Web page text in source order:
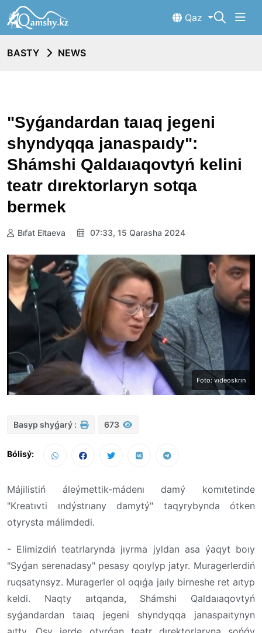
Qaz
BASTY NEWS
"Syǵandardan taıaq jegeni
shyndyqqa janaspaıdy":
Shámshi Qaldaıaqovtyń kelini
teatr dırektorlaryn sotqa
bermek
Bıfat Eltaeva 07:33, 15 Qarasha 2024
Foto: vıdeoskrın
Basyp shyǵarý : 673
Bólisý:
Májilistiń áleýmettik-mádenı damý komıtetinde
"Kreatıvti ındýstrıany damytý" taqyrybynda ótken
otyrysta málimdedi.
- Elimizdiń teatrlarynda jıyrma jyldan asa ýaqyt boıy
"Syǵan serenadasy" pesasy qoıylyp jatyr. Muragerlerdiń
ruqsatynsyz. Muragerler ol oqıǵa jaıly birneshe ret aıtyp
keldi. Naqty aıtqanda, Shámshi Qaldaıaqovtyń
syǵandardan taıaq jegeni shyndyqqa janaspaıtynyn